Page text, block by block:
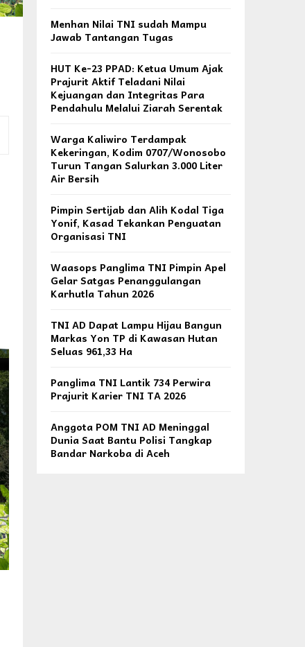
Menhan Nilai TNI sudah Mampu
Jawab Tantangan Tugas
HUT Ke-23 PPAD: Ketua Umum Ajak
Prajurit Aktif Teladani Nilai
Kejuangan dan Integritas Para
Pendahulu Melalui Ziarah Serentak
Warga Kaliwiro Terdampak
Kekeringan, Kodim 0707/Wonosobo
Turun Tangan Salurkan 3.000 Liter
Air Bersih
Pimpin Sertijab dan Alih Kodal Tiga
Yonif, Kasad Tekankan Penguatan
Organisasi TNI
Waasops Panglima TNI Pimpin Apel
Gelar Satgas Penanggulangan
Karhutla Tahun 2026
TNI AD Dapat Lampu Hijau Bangun
Markas Yon TP di Kawasan Hutan
Seluas 961,33 Ha
Panglima TNI Lantik 734 Perwira
Prajurit Karier TNI TA 2026
Anggota POM TNI AD Meninggal
Dunia Saat Bantu Polisi Tangkap
Bandar Narkoba di Aceh